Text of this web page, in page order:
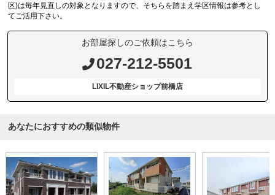
区)は毎年見直しの対象となりますので、そちらを踏まえ学区情報は参考とし
てご活用下さい。
お部屋探しのご依頼はこちら
027-212-5501
LIXIL不動産ショップ前橋店
あなたにおすすめの類似物件